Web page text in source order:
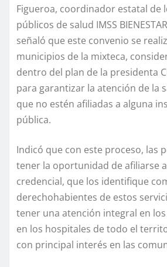
Figueroa, coordinador estatal de
públicos de salud IMSS
señaló que este convenio se
municipios de la mixteca,
dentro del plan de la presidenta
para garantizar la atención de la
que no estén afiliadas a alguna
pública.
Indicó que con este proceso, las
tener la oportunidad de afiliarse
credencial, que los identifique
derechohabientes de estos
tener una atención integral en
en los hospitales de todo el
con principal interés en las